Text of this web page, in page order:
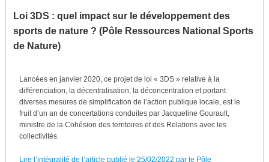
Loi 3DS : quel impact sur le développement des
sports de nature ? (Pôle Ressources National Sports
de Nature)
Lancées en janvier 2020, ce projet de loi « 3DS » relative à la
différenciation, la décentralisation, la déconcentration et portant
diverses mesures de simplification de l’action publique locale, est le
fruit d’un an de concertations conduites par Jacqueline Gourault,
ministre de la Cohésion des territoires et des Relations avec les
collectivités.
Lire l’intégralité de l’article publié le 25/02/2022 par le Pôle